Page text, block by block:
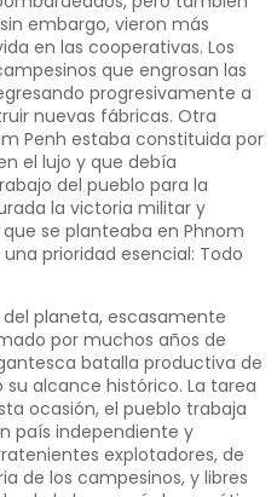
embargo, vieron más
en las cooperativas. Los
que engrosan las
progresivamente a
nuevas fábricas. Otra
Penh estaba constituida por
el lujo y que debía
del pueblo para la
la victoria militar y
se planteaba en Phnom
prioridad esencial: Todo
planeta, escasamente
por muchos años de
batalla productiva de
alcance histórico. La tarea
ocasión, el pueblo trabaja
país independiente y
explotadores, de
de los campesinos, y libres